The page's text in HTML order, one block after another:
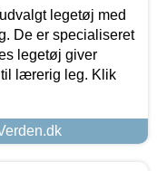
legetøj med
De er specialiseret
legetøj giver
lærerig leg. Klik